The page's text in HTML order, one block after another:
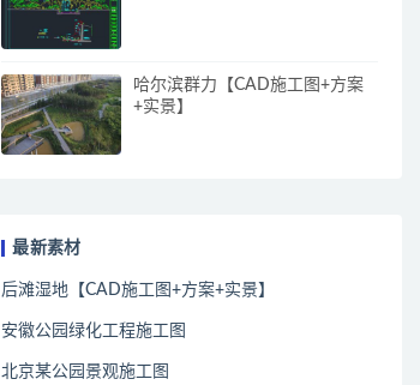
哈尔滨群力【CAD施工图+方案
+实景】
最新素材
后滩湿地【CAD施工图+方案+实景】
安徽公园绿化工程施工图
北京某公园景观施工图